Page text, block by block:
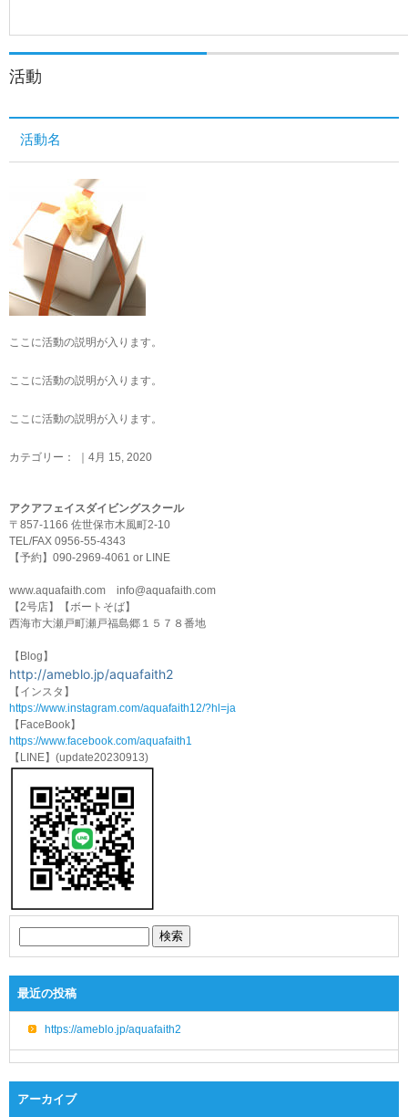
活動
活動名
ここに活動の説明が入ります。
ここに活動の説明が入ります。
ここに活動の説明が入ります。
カテゴリー： ｜4月 15, 2020
アクアフェイスダイビングスクール
〒857-1166 佐世保市木風町2-10
TEL/FAX 0956-55-4343
【予約】090-2969-4061 or LINE
www.aquafaith.com info@aquafaith.com
【2号店】【ボートそば】
西海市大瀬戸町瀬戸福島郷１５７８番地
【Blog】
http://ameblo.jp/aquafaith2
【インスタ】
https://www.instagram.com/aquafaith12/?hl=ja
【FaceBook】
https://www.facebook.com/aquafaith1
【LINE】(update20230913)
最近の投稿
https://ameblo.jp/aquafaith2
アーカイブ